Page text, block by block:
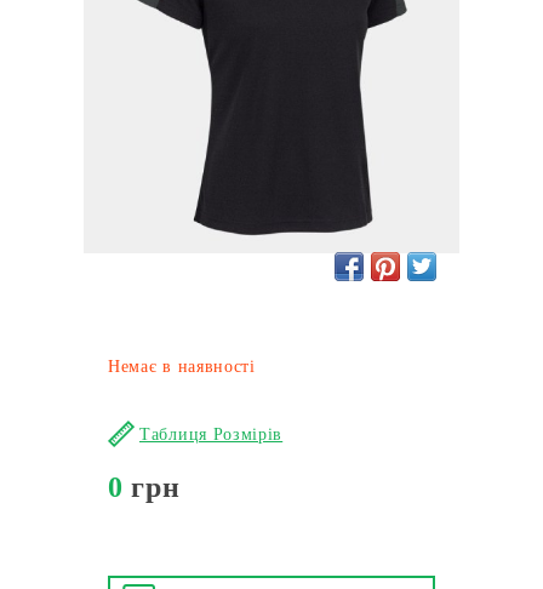
Немає в наявності
Таблиця Розмірів
0 грн